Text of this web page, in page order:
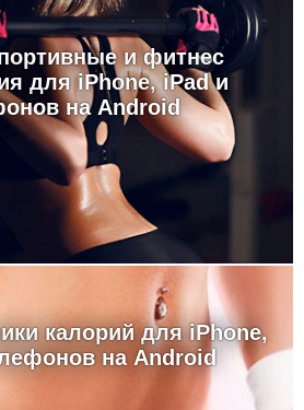
и фитнес
для iPhone, iPad и
на Android
калорий для iPhone,
на Android